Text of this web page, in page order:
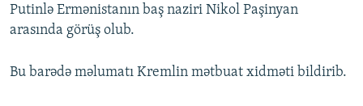
Putinlə Ermənistanın baş naziri Nikol Paşinyan
arasında görüş olub.
Bu barədə məlumatı Kremlin mətbuat xidməti bildirib.